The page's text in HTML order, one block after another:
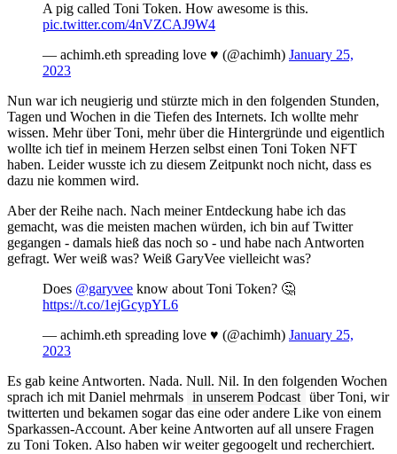
A pig called Toni Token. How awesome is this.
pic.twitter.com/4nVZCAJ9W4
— achimh.eth spreading love ♥️ (@achimh) January 25,
2023
Nun war ich neugierig und stürzte mich in den folgenden Stunden,
Tagen und Wochen in die Tiefen des Internets. Ich wollte mehr
wissen. Mehr über Toni, mehr über die Hintergründe und eigentlich
wollte ich tief in meinem Herzen selbst einen Toni Token NFT
haben. Leider wusste ich zu diesem Zeitpunkt noch nicht, dass es
dazu nie kommen wird.
Aber der Reihe nach. Nach meiner Entdeckung habe ich das
gemacht, was die meisten machen würden, ich bin auf Twitter
gegangen - damals hieß das noch so - und habe nach Antworten
gefragt. Wer weiß was? Weiß GaryVee vielleicht was?
Does @garyvee know about Toni Token? 🤔
https://t.co/1ejGcypYL6
— achimh.eth spreading love ♥️ (@achimh) January 25,
2023
Es gab keine Antworten. Nada. Null. Nil. In den folgenden Wochen
sprach ich mit Daniel mehrmals in unserem Podcast über Toni, wir
twitterten und bekamen sogar das eine oder andere Like von einem
Sparkassen-Account. Aber keine Antworten auf all unsere Fragen
zu Toni Token. Also haben wir weiter gegoogelt und recherchiert.